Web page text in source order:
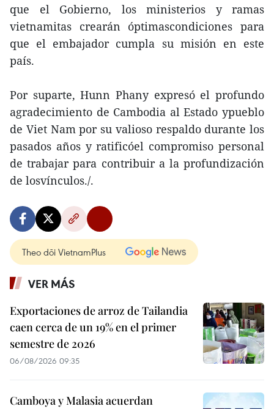
que el Gobierno, los ministerios y ramas
vietnamitas crearán óptimascondiciones para
que el embajador cumpla su misión en este
país.
Por suparte, Hunn Phany expresó el profundo
agradecimiento de Cambodia al Estado ypueblo
de Viet Nam por su valioso respaldo durante los
pasados años y ratificóel compromiso personal
de trabajar para contribuir a la profundización
de losvínculos./.
Theo dõi VietnamPlus
VER MÁS
Exportaciones de arroz de Tailandia
caen cerca de un 19% en el primer
semestre de 2026
06/08/2026 09:35
Camboya y Malasia acuerdan